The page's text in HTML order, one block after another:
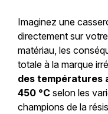
Imaginez une
directement sur
matériau, les
totale à la marque
des températures
450 °Cselon les
champions de la